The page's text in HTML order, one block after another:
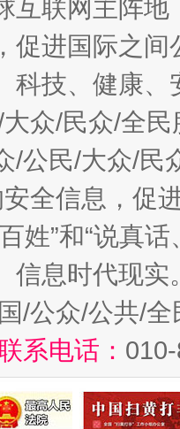
互联网主阵
促进国际之
科技、健康
众/民众/全
/公民/大众/民
全信息，促
姓”和“说真
信息时代现实
/公众/公共/
系电话：